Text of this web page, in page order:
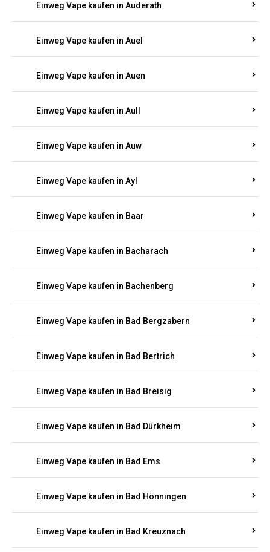
Einweg Vape kaufen in Auderath
Einweg Vape kaufen in Auel
Einweg Vape kaufen in Auen
Einweg Vape kaufen in Aull
Einweg Vape kaufen in Auw
Einweg Vape kaufen in Ayl
Einweg Vape kaufen in Baar
Einweg Vape kaufen in Bacharach
Einweg Vape kaufen in Bachenberg
Einweg Vape kaufen in Bad Bergzabern
Einweg Vape kaufen in Bad Bertrich
Einweg Vape kaufen in Bad Breisig
Einweg Vape kaufen in Bad Dürkheim
Einweg Vape kaufen in Bad Ems
Einweg Vape kaufen in Bad Hönningen
Einweg Vape kaufen in Bad Kreuznach